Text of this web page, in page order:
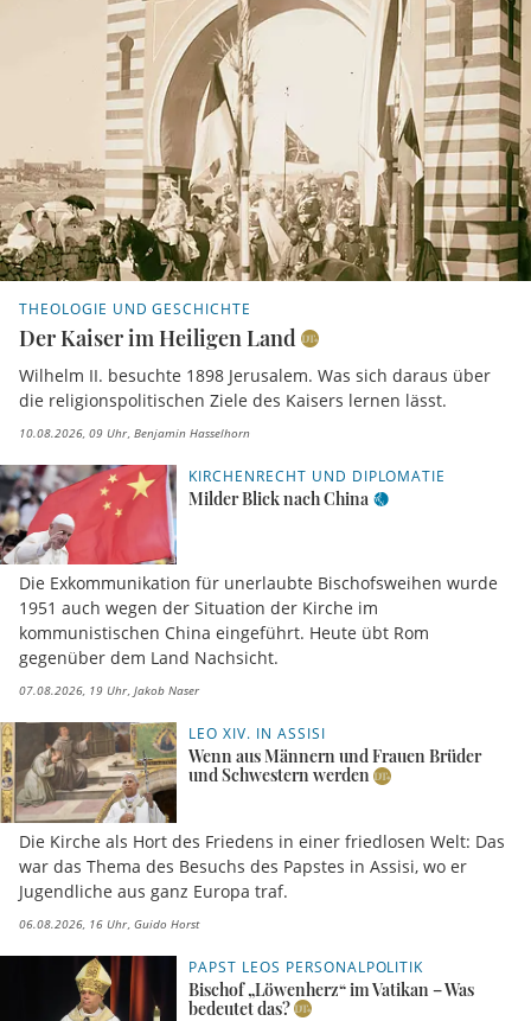
THEOLOGIE UND GESCHICHTE
Der Kaiser im Heiligen Land
Wilhelm II. besuchte 1898 Jerusalem. Was sich daraus über
die religionspolitischen Ziele des Kaisers lernen lässt.
10.08.2026, 09 Uhr Benjamin Hasselhorn
KIRCHENRECHT UND DIPLOMATIE
Milder Blick nach China
Die Exkommunikation für unerlaubte Bischofsweihen wurde
1951 auch wegen der Situation der Kirche im
kommunistischen China eingeführt. Heute übt Rom
gegenüber dem Land Nachsicht.
07.08.2026, 19 Uhr Jakob Naser
LEO XIV. IN ASSISI
Wenn aus Männern und Frauen Brüder
und Schwestern werden
Die Kirche als Hort des Friedens in einer friedlosen Welt: Das
war das Thema des Besuchs des Papstes in Assisi, wo er
Jugendliche aus ganz Europa traf.
06.08.2026, 16 Uhr Guido Horst
PAPST LEOS PERSONALPOLITIK
Bischof „Löwenherz“ im Vatikan – Was
bedeutet das?